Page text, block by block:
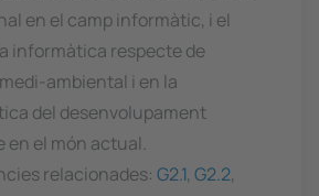
en el camp informàtic, i el
informàtica respecte de
ambiental i en la
del desenvolupament
en el món actual.
relacionades: G2.1, G2.2,